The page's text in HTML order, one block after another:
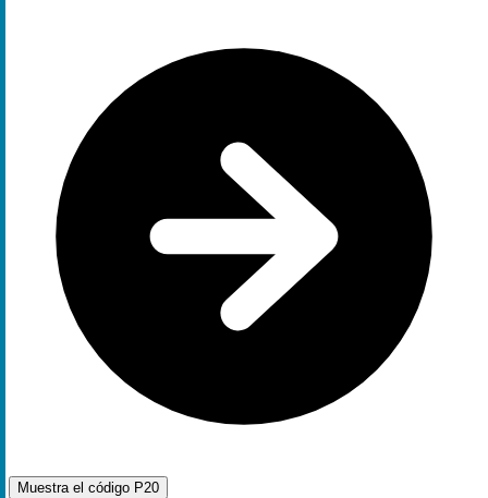
Muestra el código P20